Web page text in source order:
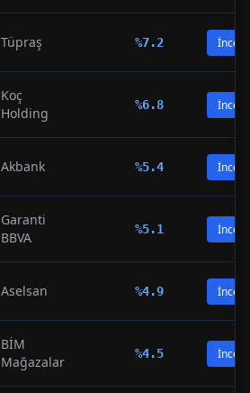
Tüpraş %7.2 İncele
Koç
Holding
%6.8 İncele
Akbank %5.4 İncele
Garanti
BBVA
%5.1 İncele
Aselsan %4.9 İncele
BİM
Mağazalar
%4.5 İncele